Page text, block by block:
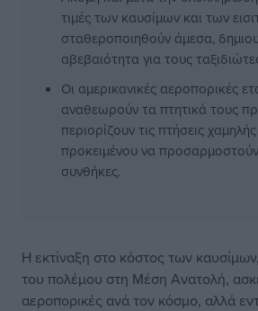
τιμές των καυσίμων και των
σταθεροποιηθούν άμεσα,
αβεβαιότητα για τους
Οι αμερικανικές αεροπορικές
αναθεωρούν τα πτητικά τους
περιορίζουν τις πτήσεις
προκειμένου να προσαρμοστούν
συνθήκες.
Η εκτίναξη στο κόστος των
του πολέμου στη Μέση Ανατολή,
αεροπορικές ανά τον κόσμο, αλλά